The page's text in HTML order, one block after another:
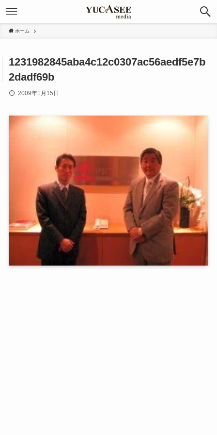
ホーム
1231982845aba4c12c0307ac56aedf5e7b
2dadf69b
2009年1月15日